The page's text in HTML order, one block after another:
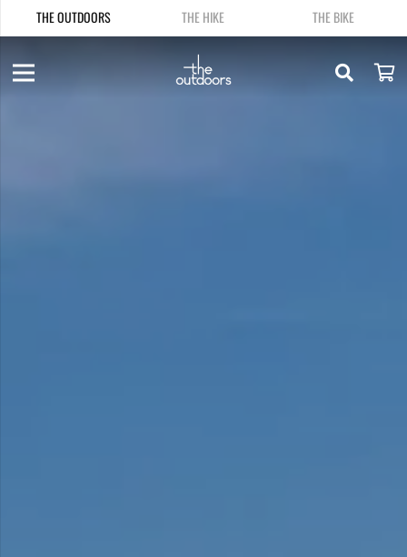
THE OUTDOORS THE HIKE THE BIKE